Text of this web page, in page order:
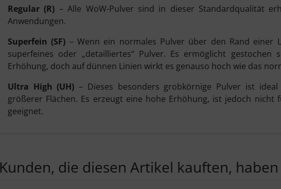
Regular (R) – Alle WoW-Pulver sind in dieser Standardqualität
Anwendungen.
Superfein (SF) – Wenn ein normales Pulver über den Rand einer
superfeines oder „detailliertes“ Pulver. Es ermöglicht
Erhöhung, doch auf dünnen Linien wirkt es genauso hoch wie das
Ultra High (UH) – Dieses besonders grobkörnige Pulver ist
größerer Flächen. Es erzeugt eine hohe Erhöhung, ist jedoch
geeignet.
Kunden, die diesen Artikel kauften,